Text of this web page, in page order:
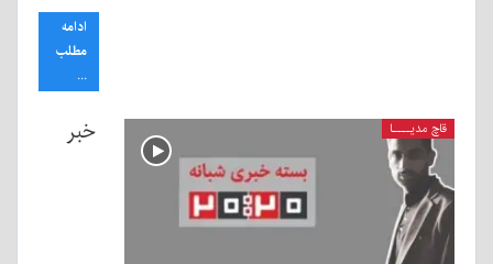
ادامه
مطلب
...
قاچ مدیــــا خبر